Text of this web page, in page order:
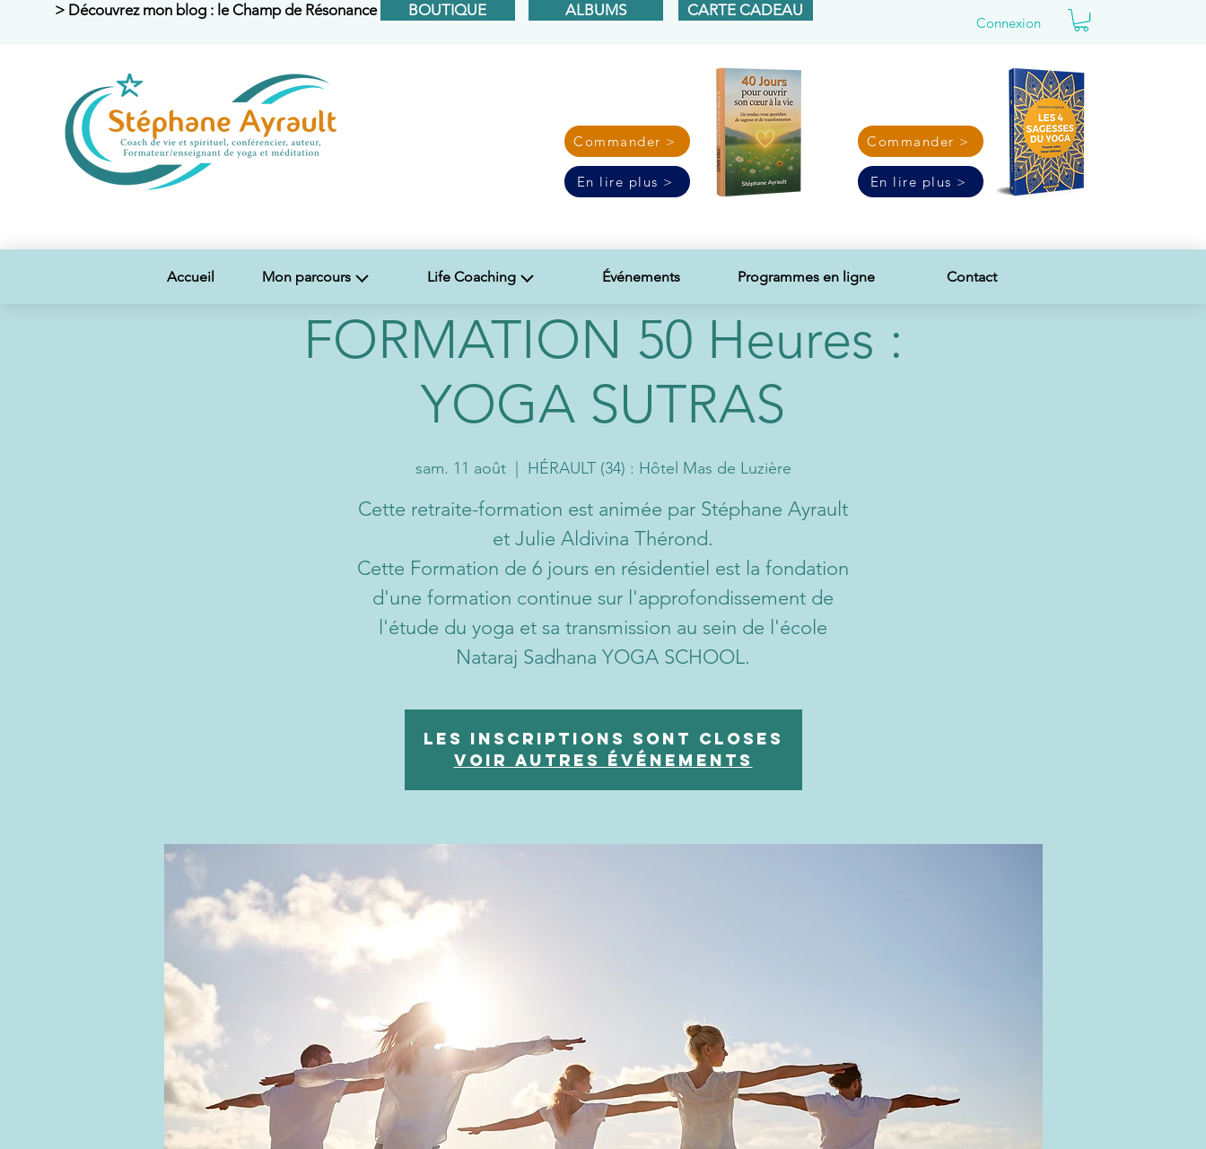
> Découvrez mon blog : le Champ de Résonance < BOUTIQUE ALBUMS CARTE CADEAU
Connexion
Commander >
En lire plus >
Commander >
En lire plus >
Accueil Mon parcours Life Coaching Événements Programmes en ligne Contact
FORMATION 50 Heures :
YOGA SUTRAS
sam. 11 août
  |
HÉRAULT (34) : Hôtel Mas de Luzière
Cette retraite-formation est animée par Stéphane Ayrault
et Julie Aldivina Thérond.
Cette Formation de 6 jours en résidentiel est la fondation
d'une formation continue sur l'approfondissement de
l'étude du yoga et sa transmission au sein de l'école
Nataraj Sadhana YOGA SCHOOL.
Les inscriptions sont closes
Voir autres événements